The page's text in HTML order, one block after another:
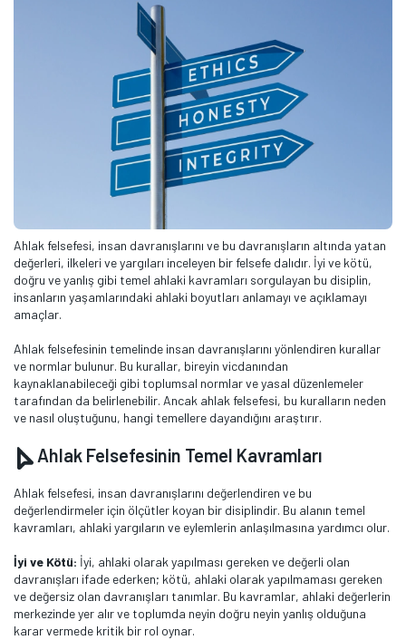
Ahlak felsefesi, insan davranışlarını ve bu davranışların altında yatan
değerleri, ilkeleri ve yargıları inceleyen bir felsefe dalıdır. İyi ve kötü,
doğru ve yanlış gibi temel ahlaki kavramları sorgulayan bu disiplin,
insanların yaşamlarındaki ahlaki boyutları anlamayı ve açıklamayı
amaçlar.
Ahlak felsefesinin temelinde insan davranışlarını yönlendiren kurallar
ve normlar bulunur. Bu kurallar, bireyin vicdanından
kaynaklanabileceği gibi toplumsal normlar ve yasal düzenlemeler
tarafından da belirlenebilir. Ancak ahlak felsefesi, bu kuralların neden
ve nasıl oluştuğunu, hangi temellere dayandığını araştırır.
Ahlak Felsefesinin Temel Kavramları
Ahlak felsefesi, insan davranışlarını değerlendiren ve bu
değerlendirmeler için ölçütler koyan bir disiplindir. Bu alanın temel
kavramları, ahlaki yargıların ve eylemlerin anlaşılmasına yardımcı olur.
İyi ve Kötü: İyi, ahlaki olarak yapılması gereken ve değerli olan
davranışları ifade ederken; kötü, ahlaki olarak yapılmaması gereken
ve değersiz olan davranışları tanımlar. Bu kavramlar, ahlaki değerlerin
merkezinde yer alır ve toplumda neyin doğru neyin yanlış olduğuna
karar vermede kritik bir rol oynar.